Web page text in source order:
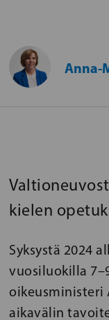
Anna-
kielen
Syksystä 2024
vuosiluokilla
oikeusministeri
aikavälin